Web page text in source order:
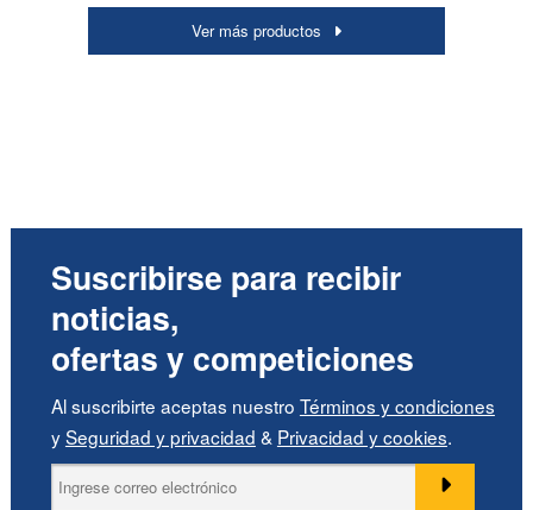
Ver más productos
Suscribirse para recibir
noticias,
ofertas y competiciones
Al suscribirte aceptas nuestro Términos y condiciones
ySeguridad y privacidad & Privacidad y cookies.